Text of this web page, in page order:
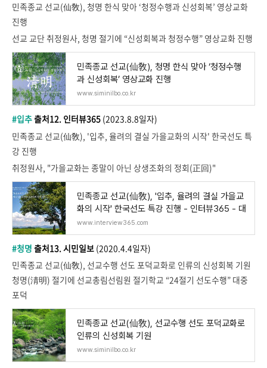
민족종교 선교(仙敎), 청명 한식 맞아 ‘청정수행과 신성회복’ 영상교화
진행
선교 교단 취정원사, 청명 절기에 “신성회복과 청정수행” 영상교화 진행
민족종교 선교(仙敎), 청명 한식 맞아 ‘청정수행
과 신성회복’ 영상교화 진행
www.siminilbo.co.kr
#입추출처12. 인터뷰365 (2023.8.8일자)
민족종교 선교(仙敎), '입추, 율려의 결실 가을교화의 시작' 한국선도 특
강 진행
취정원사, "가을교화는 종말이 아닌 상생조화의 정회(正回)"
민족종교 선교(仙敎), '입추, 율려의 결실 가을교
화의 시작' 한국선도 특강 진행 - 인터뷰365 - 대
www.interview365.com
#청명 출처13. 시민일보 (2020.4.4일자)
민족종교 선교(仙敎), 선교수행 선도 포덕교화로 인류의 신성회복 기원
청명(淸明) 절기에 선교총림선림원 절기학교 “24절기 선도수행” 대중
포덕
민족종교 선교(仙敎), 선교수행 선도 포덕교화로
인류의 신성회복 기원
www.siminilbo.co.kr